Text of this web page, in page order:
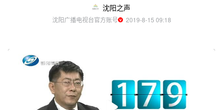
沈阳之声
沈阳广播电视台官方账号
  2019-8-15 09:18